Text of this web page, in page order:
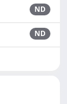
ND
ND